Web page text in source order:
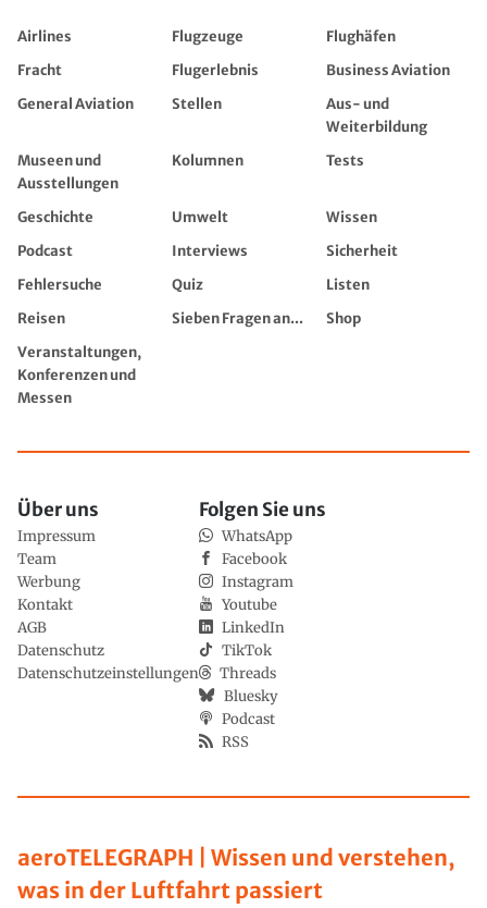
Airlines Flugzeuge
Flughäfen
Fracht
Flugerlebnis
Business Aviation
General Aviation
Stellen
Aus- und
Weiterbildung
Museen und
Ausstellungen
Kolumnen Tests
Geschichte Umwelt
Wissen
Podcast
Interviews
Sicherheit
Fehlersuche
Quiz
Listen
Reisen
Sieben Fragen an...
Shop
Veranstaltungen,
Konferenzen und
Messen
aeroTELEGRAPH | Wissen und verstehen,
was in der Luftfahrt passiert
Über uns
Impressum
Team
Werbung
Kontakt
AGB
Datenschutz
Datenschutzeinstellungen
Folgen Sie uns
WhatsApp
Facebook
Instagram
Youtube
LinkedIn
TikTok
Threads
Bluesky
Podcast
RSS